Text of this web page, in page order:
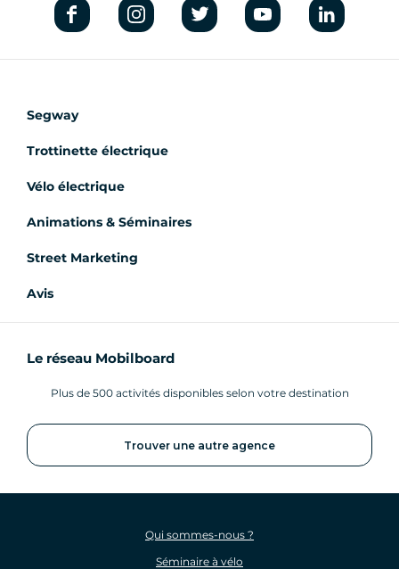
Segway
Trottinette électrique
Vélo électrique
Animations & Séminaires
Street Marketing
Avis
Le réseau Mobilboard
Plus de 500 activités disponibles selon votre destination
Trouver une autre agence
Qui sommes-nous ?
Séminaire à vélo